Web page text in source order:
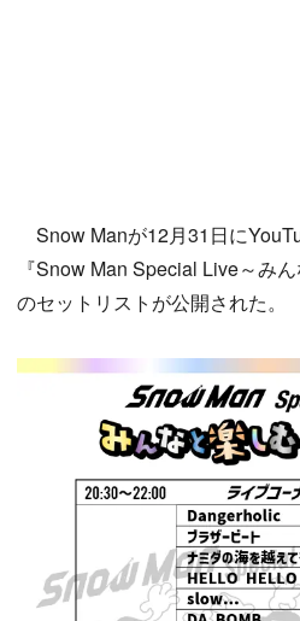
Snow Manが12月31日に
『Snow Man Special Live～み
のセットリストが公開された。